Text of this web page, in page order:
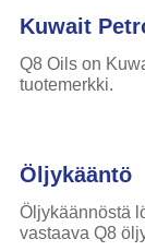
Kuwait
Q8 Oils on
tuotemerkki.
Öljykääntö
Öljykäännöstä
vastaava Q8